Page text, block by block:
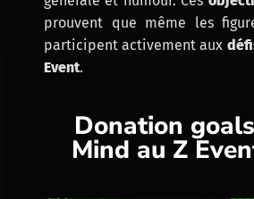
prouvent que même les
participent activement aux
Event.
Donation
Mind au Z